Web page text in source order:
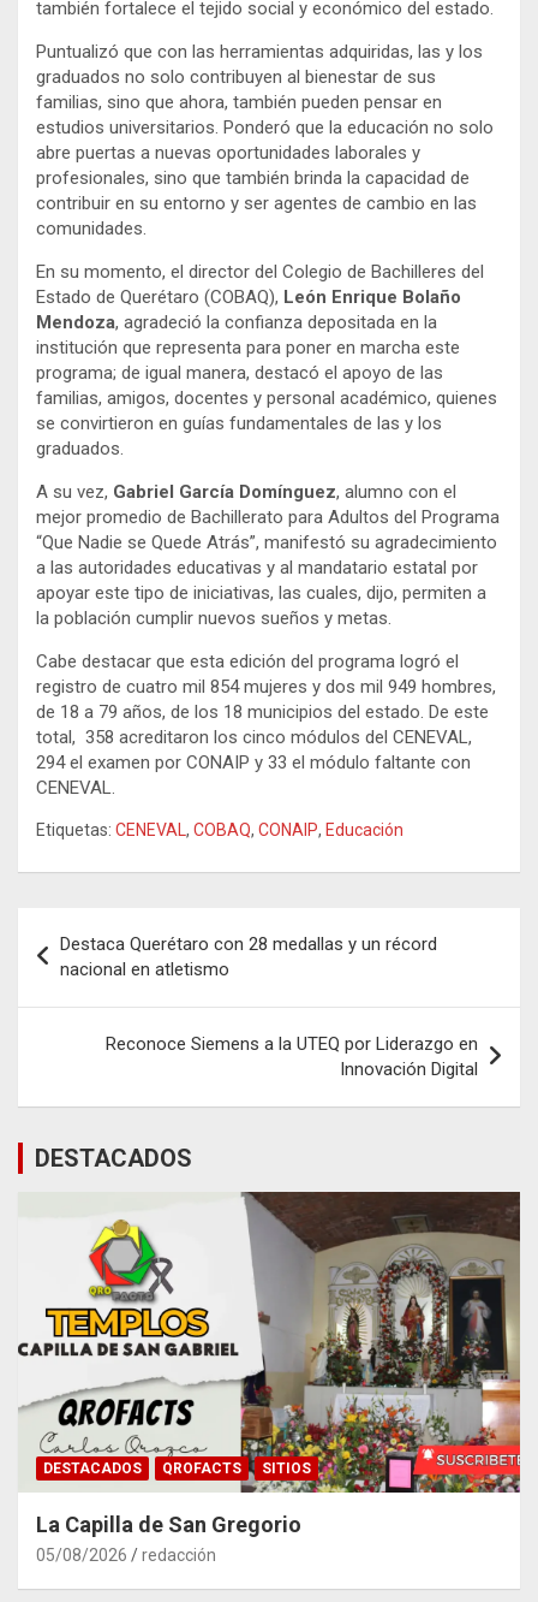
también fortalece el tejido social y económico del estado.
Puntualizó que con las herramientas adquiridas, las y los
graduados no solo contribuyen al bienestar de sus
familias, sino que ahora, también pueden pensar en
estudios universitarios. Ponderó que la educación no solo
abre puertas a nuevas oportunidades laborales y
profesionales, sino que también brinda la capacidad de
contribuir en su entorno y ser agentes de cambio en las
comunidades.
En su momento, el director del Colegio de Bachilleres del
Estado de Querétaro (COBAQ), León Enrique Bolaño
Mendoza, agradeció la confianza depositada en la
institución que representa para poner en marcha este
programa; de igual manera, destacó el apoyo de las
familias, amigos, docentes y personal académico, quienes
se convirtieron en guías fundamentales de las y los
graduados.
A su vez, Gabriel García Domínguez, alumno con el
mejor promedio de Bachillerato para Adultos del Programa
“Que Nadie se Quede Atrás”, manifestó su agradecimiento
a las autoridades educativas y al mandatario estatal por
apoyar este tipo de iniciativas, las cuales, dijo, permiten a
la población cumplir nuevos sueños y metas.
Cabe destacar que esta edición del programa logró el
registro de cuatro mil 854 mujeres y dos mil 949 hombres,
de 18 a 79 años, de los 18 municipios del estado. De este
total, 358 acreditaron los cinco módulos del CENEVAL,
294 el examen por CONAIP y 33 el módulo faltante con
CENEVAL.
Etiquetas: CENEVAL , COBAQ, CONAIP, Educación
de
entradas
Destaca Querétaro con 28 medallas y un récord
nacional en atletismo
Reconoce Siemens a la UTEQ por Liderazgo en
Innovación Digital
DESTACADOS
DESTACADOS QROFACTS SITIOS
La Capilla de San Gregorio
05/08/2026 redacción